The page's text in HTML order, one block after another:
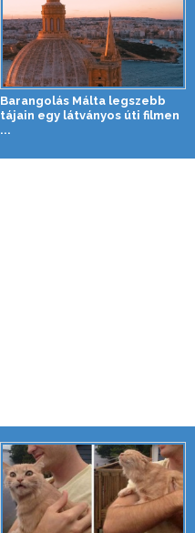
Barangolás Málta legszebb
tájain egy látványos úti filmen
...